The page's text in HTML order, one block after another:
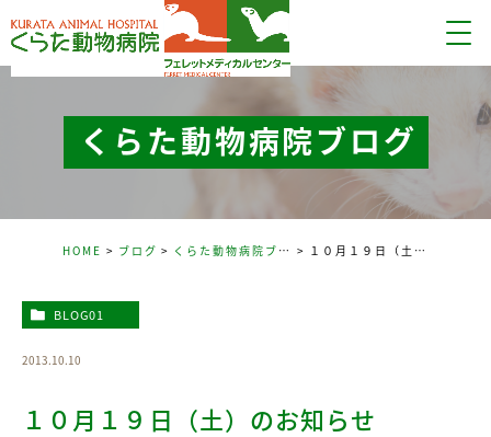
くらた動物病院ブログ
HOME ブログ くらた動物病院ブログ １０月１９日（土）のお知らせ
BLOG01
2013.10.10
１０月１９日（土）のお知らせ